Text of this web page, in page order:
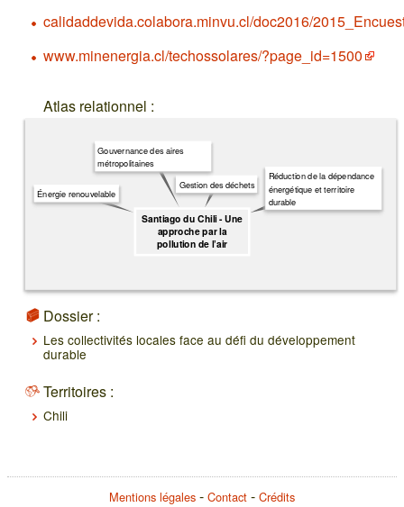
calidaddevida.colabora.minvu.cl/doc2016/
www.minenergia.cl/techossolares/?page_id=1500
Atlas relationnel :
Santiago du Chili - Une
approche par la
pollution de l’air
Réduction de la dépendance
énergétique et territoire
durable
Gestion des déchets
Gouvernance des aires
métropolitaines
Énergie renouvelable
Dossier :
Les collectivités locales face au défi du développement
durable
Territoires :
Chili
Mentions légales Contact
Crédits